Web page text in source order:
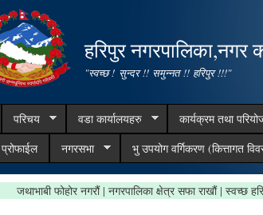
हरिपुर नगरपालिका,नगर
"स्वच्छ ! सुन्दर !! समुन्नत !! हरिपुर !!!"
परिचय वडा कार्यालयहरु कार्यक्रम तथा
नगरसभा भु उपयोग वर्गिकरण (कित्तागत
जथाभाबी फोहोर नगरौं | नगरपालिका क्षेत्र सफा राखौं |